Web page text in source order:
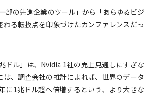
部の先進企業のツール」から「あらゆるビジ
わる転換点を印象づけたカンファレンスだっ
ドル」は、Nvidia 1社の売上見通しにすぎな
は、調査会社の推計によれば、世界のデータ
に1兆ドル超へ倍増するという、より大きな